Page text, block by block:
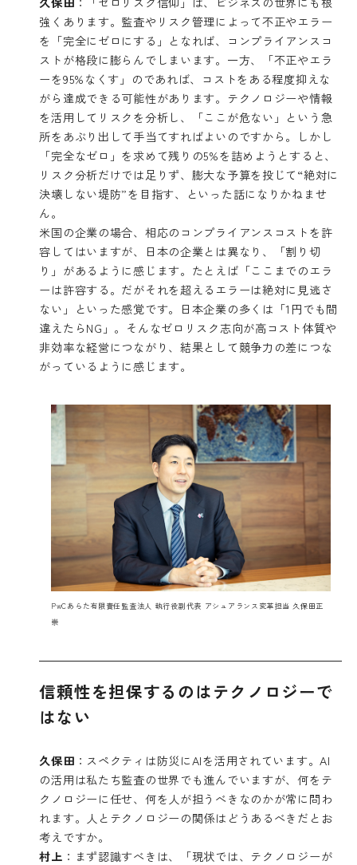
強くあります。監査やリスク管理によって不正やエラー
を「完全にゼロにする」となれば、コンプライアンスコ
ストが格段に膨らんでしまいます。一方、「不正やエラ
ーを95%なくす」のであれば、コストをある程度抑えな
がら達成できる可能性があります。テクノロジーや情報
を活用してリスクを分析し、「ここが危ない」という急
所をあぶり出して手当てすればよいのですから。しかし
「完全なゼロ」を求めて残りの5%を詰めようとすると、
リスク分析だけでは足りず、膨大な予算を投じて“絶対に
決壊しない堤防”を目指す、といった話になりかねませ
ん。
米国の企業の場合、相応のコンプライアンスコストを許
容してはいますが、日本の企業とは異なり、「割り切
り」があるように感じます。たとえば「ここまでのエラ
ーは許容する。だがそれを超えるエラーは絶対に見逃さ
ない」といった感覚です。日本企業の多くは「1円でも間
違えたらNG」。そんなゼロリスク志向が高コスト体質や
非効率な経営につながり、結果として競争力の差につな
がっているように感じます。
PwCあらた有限責任監査法人 執行役副代表 アシュアランス変革担当 久保田正
崇
信頼性を担保するのはテクノロジーで
はない
久保田 ：スペクティは防災にAIを活用されています。AI
の活用は私たち監査の世界でも進んでいますが、何をテ
クノロジーに任せ、何を人が担うべきなのかが常に問わ
れます。人とテクノロジーの関係はどうあるべきだとお
考えですか。
村上 ：まず認識すべきは、「現状では、テクノロジーが